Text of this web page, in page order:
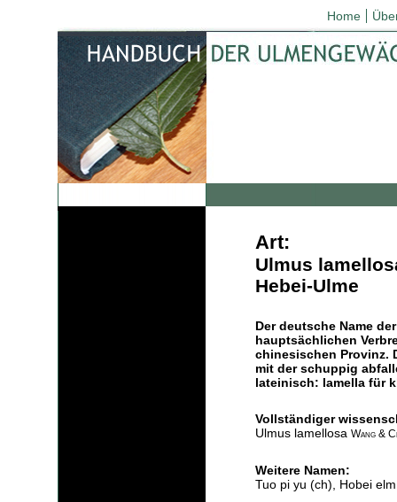
Home
Art:
Ulmus
Hebei-Ulme
Der deutsche Name
hauptsächlichen
chinesischen Provinz.
mit der schuppig
lateinisch: lamella für
Vollständiger
Ulmus lamellosa Wang &
Weitere Namen:
Tuo pi yu (ch), Hobei